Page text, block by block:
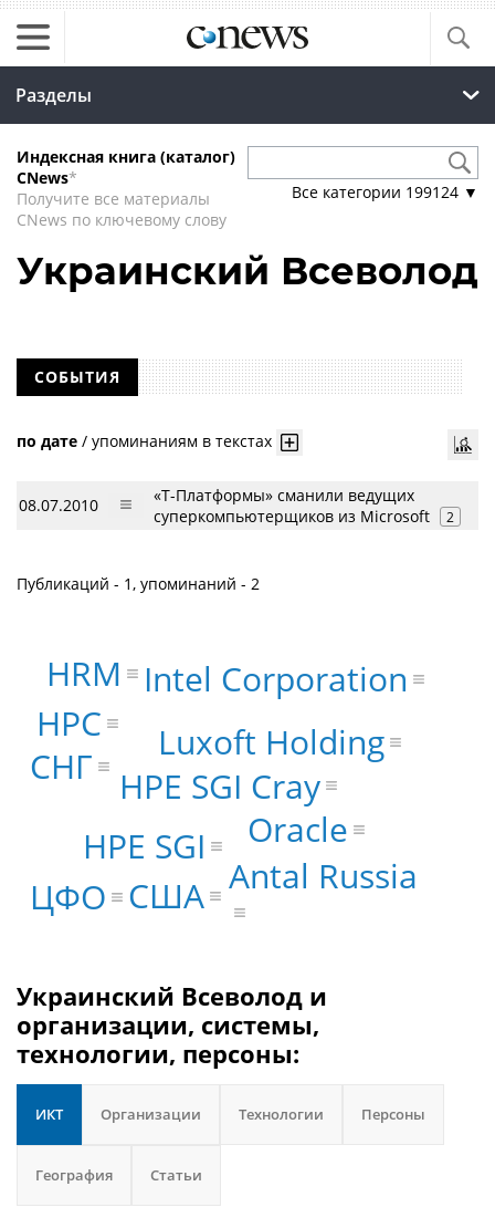
Разделы
Индексная книга (каталог)
CNews*
Получите все материалы
CNews по ключевому слову
Все категории 199124 ▼
Украинский Всеволод
СОБЫТИЯ
по дате / упоминаниям в текстах
08.07.2010
«Т-Платформы» сманили ведущих
суперкомпьютерщиков из Microsoft
2
Публикаций - 1, упоминаний - 2
HPE SGI Cray
Luxoft Holding
HPE SGI
Intel Corporation
Oracle
Antal Russia
HRM
HPC
СНГ
ЦФО США
Украинский Всеволод и
организации, системы,
технологии, персоны:
ИКТ Организации Технологии Персоны
География Статьи